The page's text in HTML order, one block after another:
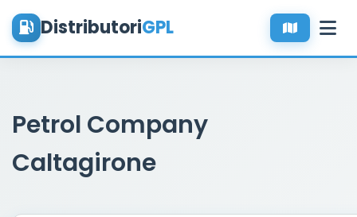
DistributoriGPL
Petrol Company
Caltagirone